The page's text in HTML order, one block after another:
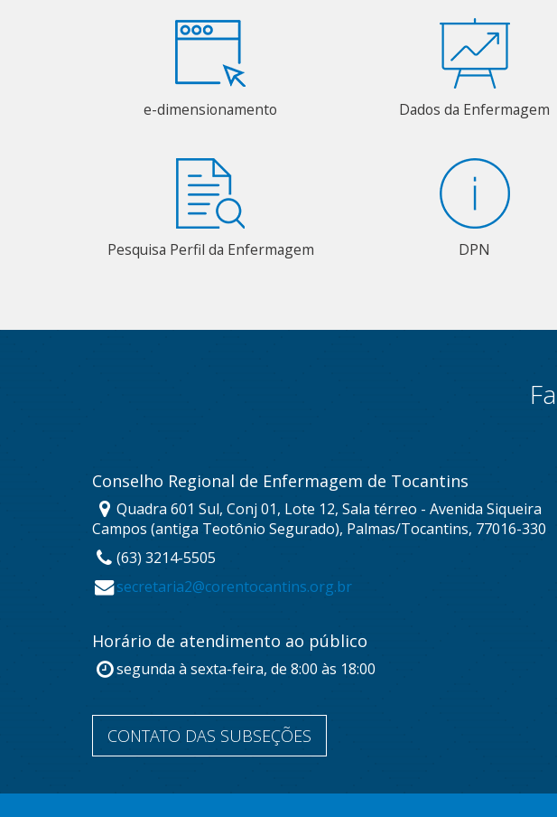
e-dimensionamento Dados da Enfermagem
Pesquisa Perfil da Enfermagem DPN
Conselho Regional de Enfermagem de Tocantins
Quadra 601 Sul, Conj 01, Lote 12, Sala térreo - Avenida Siqueira
Campos (antiga Teotônio Segurado), Palmas/Tocantins, 77016-330
(63) 3214-5505
secretaria2@corentocantins.org.br
Horário de atendimento ao público
segunda à sexta-feira, de 8:00 às 18:00
CONTATO DAS SUBSEÇÕES